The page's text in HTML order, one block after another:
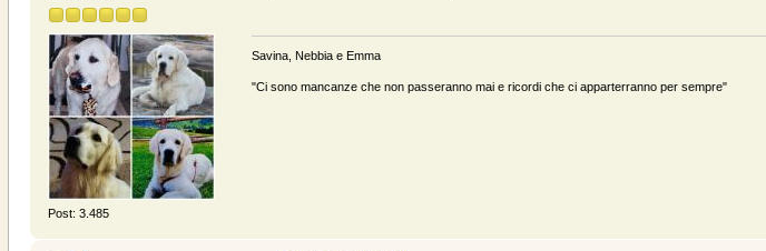
Post: 3.485
Savina, Nebbia e Emma
"Ci sono mancanze che non passeranno mai e ricordi che ci apparterranno per sempre"